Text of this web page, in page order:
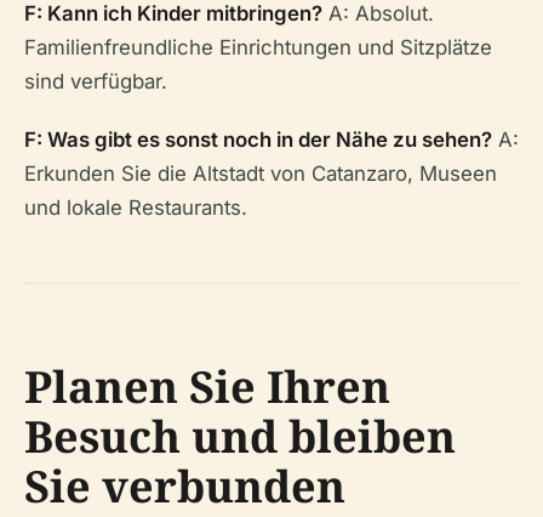
F: Kann ich Kinder mitbringen? A: Absolut.
Familienfreundliche Einrichtungen und Sitzplätze
sind verfügbar.
F: Was gibt es sonst noch in der Nähe zu sehen? A:
Erkunden Sie die Altstadt von Catanzaro, Museen
und lokale Restaurants.
Planen Sie Ihren
Besuch und bleiben
Sie verbunden